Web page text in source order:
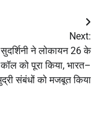
Next:
ने लोकायन 26 के
कॉल को पूरा किया, भारत–
संबंधों को मजबूत किया